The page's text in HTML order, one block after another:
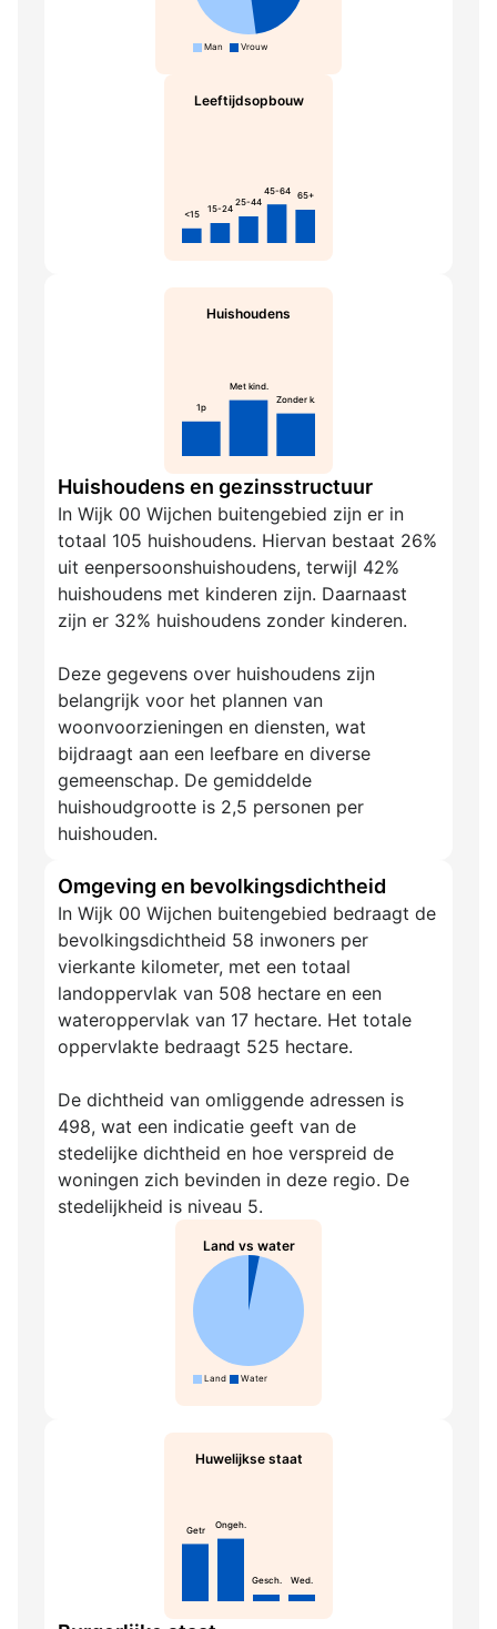
Man Vrouw
Leeftijdsopbouw
<15 15-24
25-44
45-64 65+
Huishoudens
1p
Met kind.
Zonder k.
Huishoudens en gezinsstructuur
In Wijk 00 Wijchen buitengebied zijn er in
totaal 105 huishoudens. Hiervan bestaat 26%
uit eenpersoonshuishoudens, terwijl 42%
huishoudens met kinderen zijn. Daarnaast
zijn er 32% huishoudens zonder kinderen.
Deze gegevens over huishoudens zijn
belangrijk voor het plannen van
woonvoorzieningen en diensten, wat
bijdraagt aan een leefbare en diverse
gemeenschap. De gemiddelde
huishoudgrootte is 2,5 personen per
huishouden.
Omgeving en bevolkingsdichtheid
In Wijk 00 Wijchen buitengebied bedraagt de
bevolkingsdichtheid 58 inwoners per
vierkante kilometer, met een totaal
landoppervlak van 508 hectare en een
wateroppervlak van 17 hectare. Het totale
oppervlakte bedraagt 525 hectare.
De dichtheid van omliggende adressen is
498, wat een indicatie geeft van de
stedelijke dichtheid en hoe verspreid de
woningen zich bevinden in deze regio. De
stedelijkheid is niveau 5.
Land vs water
Land Water
Huwelijkse staat
Getr Ongeh.
Gesch. Wed.